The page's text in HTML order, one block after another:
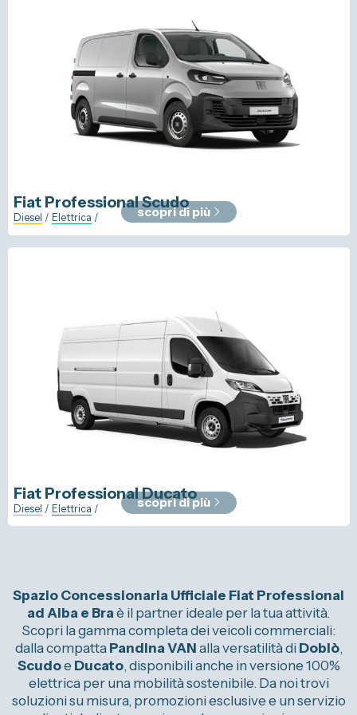
Fiat ProfessionalScudo
Diesel / Elettrica / scopri di più
Fiat ProfessionalDucato
Diesel /Elettrica / scopri di più
Spazio Concessionaria Ufficiale Fiat Professional
ad Alba e Braè il partner ideale per la tua attività.
Scopri la gamma completa dei veicoli commerciali:
dalla compattaPandina VANalla versatilità di Doblò,
Scudoe Ducato, disponibili anche in versione 100%
elettrica per una mobilità sostenibile. Da noi trovi
soluzioni su misura, promozioni esclusive e un servizio